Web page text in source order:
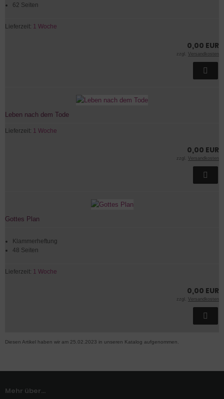
62 Seiten
Lieferzeit: 1 Woche
0,00 EUR
zzgl. Versandkosten
Leben nach dem Tode
Lieferzeit: 1 Woche
0,00 EUR
zzgl. Versandkosten
Gottes Plan
Klammerheftung
48 Seiten
Lieferzeit: 1 Woche
0,00 EUR
zzgl. Versandkosten
Diesen Artikel haben wir am 25.02.2023 in unseren Katalog aufgenommen.
Mehr über...